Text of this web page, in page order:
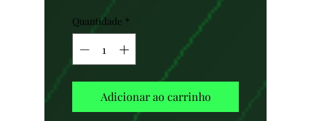
Quantidade *
Adicionar ao carrinho